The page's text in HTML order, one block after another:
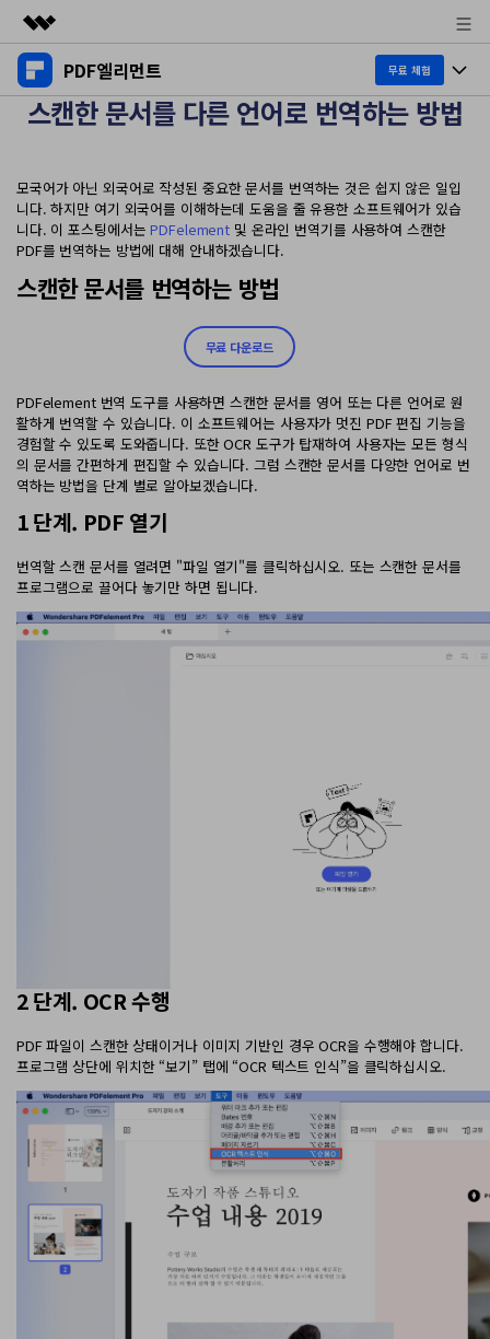
주요 제품
AIGC 크리에이티비티
비즈니스
솔루션
회사 소개
뉴스룸
플랜 및 가격
PDF엘리먼트 무료 체험
제품 투어
데스크탑
Windows용
Mac용
모바일 앱
클라우드
문서 클라우드
PDF 온라인 도구
PDF JPG 변환
PDF PPT 변환
제품 기능
교육용
PDF 읽기
PDF 병합
개인용
PDF 압축
AI PDF 요약기
모든 기능 알아보기
AI PDF
PDF와 채팅하기
AI 문법 검사기
이미지와 채팅하기
AI 콘텐츠 탐지기
AI PDF 재작성
AI PDF 설명
문서와 채팅하기
비즈니스
최신 버전 업그레이드
새로운 기능
PDFelement 자료실
고객 지원
도움말 센터
유튜브
무료 다운로드
검색
스캔한 문서를 다른 언어로 번역하는 방법
모국어가 아닌 외국어로 작성된 중요한 문서를 번역하는 것은 쉽지 않은 일입
니다. 하지만 여기 외국어를 이해하는데 도움을 줄 유용한 소프트웨어가 있습
니다. 이 포스팅에서는PDFelement 및 온라인 번역기를 사용하여 스캔한
PDF를 번역하는 방법에 대해 안내하겠습니다.
스캔한 문서를 번역하는 방법
무료 다운로드
PDFelement 번역 도구를 사용하면 스캔한 문서를 영어 또는 다른 언어로 원
활하게 번역할 수 있습니다. 이 소프트웨어는 사용자가 멋진 PDF 편집 기능을
경험할 수 있도록 도와줍니다. 또한 OCR 도구가 탑재하여 사용자는 모든 형식
의 문서를 간편하게 편집할 수 있습니다. 그럼 스캔한 문서를 다양한 언어로 번
역하는 방법을 단계 별로 알아보겠습니다.
1 단계. PDF 열기
번역할 스캔 문서를 열려면 "파일 열기"를 클릭하십시오. 또는 스캔한 문서를
프로그램으로 끌어다 놓기만 하면 됩니다.
2 단계. OCR 수행
PDF 파일이 스캔한 상태이거나 이미지 기반인 경우 OCR을 수행해야 합니다.
프로그램 상단에 위치한 “보기” 탭에 “OCR 텍스트 인식”을 클릭하십시오.